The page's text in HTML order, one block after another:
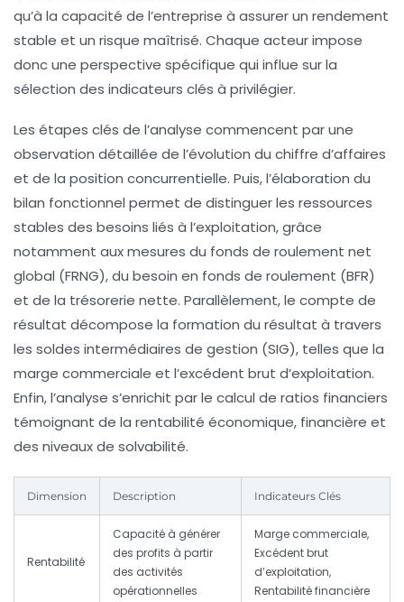
qu’à la capacité de l’entreprise à assurer un rendement
stable et un risque maîtrisé. Chaque acteur impose
donc une perspective spécifique qui influe sur la
sélection des indicateurs clés à privilégier.
Les étapes clés de l’analyse commencent par une
observation détaillée de l’évolution du chiffre d’affaires
et de la position concurrentielle. Puis, l’élaboration du
bilan fonctionnel permet de distinguer les ressources
stables des besoins liés à l’exploitation, grâce
notamment aux mesures du fonds de roulement net
global (FRNG), du besoin en fonds de roulement (BFR)
et de la trésorerie nette. Parallèlement, le compte de
résultat décompose la formation du résultat à travers
les soldes intermédiaires de gestion (SIG), telles que la
marge commerciale et l’excédent brut d’exploitation.
Enfin, l’analyse s’enrichit par le calcul de ratios financiers
témoignant de la rentabilité économique, financière et
des niveaux de solvabilité.
Dimension Description Indicateurs Clés
Rentabilité
Capacité à générer
des profits à partir
des activités
opérationnelles
Marge commerciale,
Excédent brut
d’exploitation,
Rentabilité financière